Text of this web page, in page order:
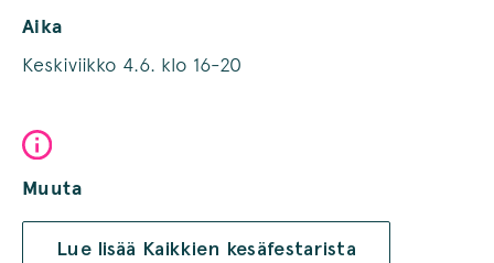
Aika
Keskiviikko 4.6. klo 16-20
Muuta
Lue lisää Kaikkien kesäfestarista